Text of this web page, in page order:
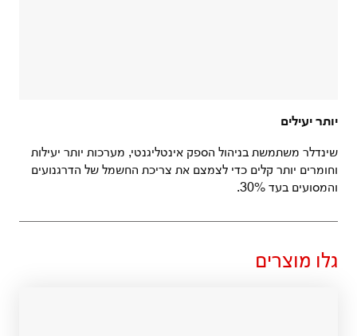
יותר יעילים
שינדלר משתמשת בניהול הספק אינטליגנטי, מערכות יותר יעילות
וחומרים יותר קלים כדי לצמצם את צריכת החשמל של הדרגנועים
והמסועים בעד 30%.
גלו מוצרים